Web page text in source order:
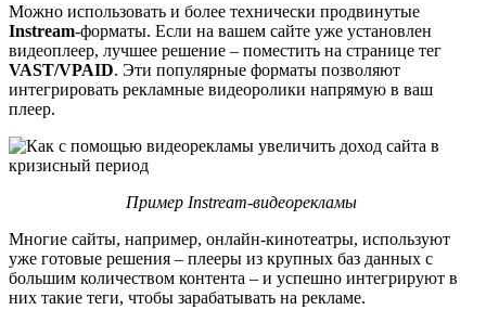
Можно использовать и более технически продвинутые
Instream-форматы. Если на вашем сайте уже установлен
видеоплеер, лучшее решение – поместить на странице тег
VAST/VPAID. Эти популярные форматы позволяют
интегрировать рекламные видеоролики напрямую в ваш
плеер.
Пример Instream-видеорекламы
Многие сайты, например, онлайн-кинотеатры, используют
уже готовые решения – плееры из крупных баз данных с
большим количеством контента – и успешно интегрируют в
них такие теги, чтобы зарабатывать на рекламе.